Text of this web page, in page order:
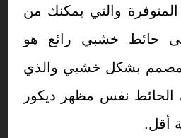
والتي يمكنك من
حائط خشبي رائع هو
بشكل خشبي والذي
الحائط نفس مظهر ديكور
أقل.